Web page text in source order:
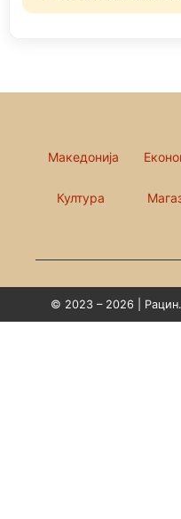
Македонија
Култура
© 2023 – 2026 |